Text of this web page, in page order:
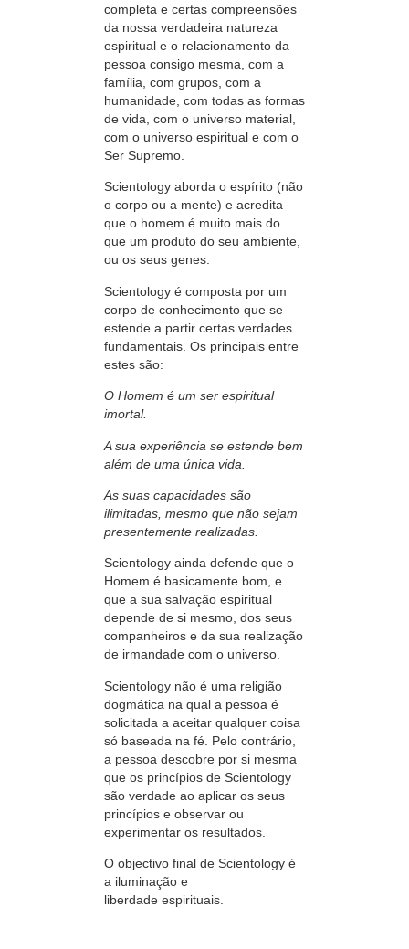
completa e certas compreensões
da nossa verdadeira natureza
espiritual e o relacionamento da
pessoa consigo mesma, com a
família, com grupos, com a
humanidade, com todas as formas
de vida, com o universo material,
com o universo espiritual e com o
Ser Supremo.
Scientology aborda o espírito (não
o corpo ou a mente) e acredita
que o homem é muito mais do
que um produto do seu ambiente,
ou os seus genes.
Scientology é composta por um
corpo de conhecimento que se
estende a partir certas verdades
fundamentais. Os principais entre
estes são:
O Homem é um ser espiritual
imortal.
A sua experiência se estende bem
além de uma única vida.
As suas capacidades são
ilimitadas, mesmo que não sejam
presentemente realizadas.
Scientology ainda defende que o
Homem é basicamente bom, e
que a sua salvação espiritual
depende de si mesmo, dos seus
companheiros e da sua realização
de irmandade com o universo.
Scientology não é uma religião
dogmática na qual a pessoa é
solicitada a aceitar qualquer coisa
só baseada na fé. Pelo contrário,
a pessoa descobre por si mesma
que os princípios de Scientology
são verdade ao aplicar os seus
princípios e observar ou
experimentar os resultados.
O objectivo final de Scientology é
a iluminação e
liberdade espirituais.